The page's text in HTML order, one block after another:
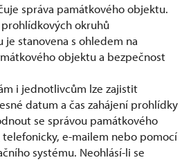
správa památkového objektu.
okruhů
stanovena s ohledem na
objektu a bezpečnost
i jednotlivcům lze zajistit
datum a čas zahájení prohlídky
se správou památkového
e-mailem nebo pomocí
systému. Neohlásí-li se